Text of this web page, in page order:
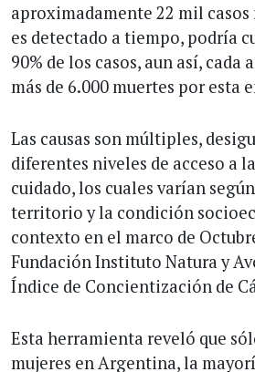
aproximadamente 22 mil casos
es detectado a tiempo, podría
90% de los casos, aun así, cada
más de 6.000 muertes por esta
Las causas son múltiples,
diferentes niveles de acceso a
cuidado, los cuales varían
territorio y la condición
contexto en el marco de
Fundación Instituto Natura y
Índice de Concientización de
Esta herramienta reveló que
mujeres en Argentina, la